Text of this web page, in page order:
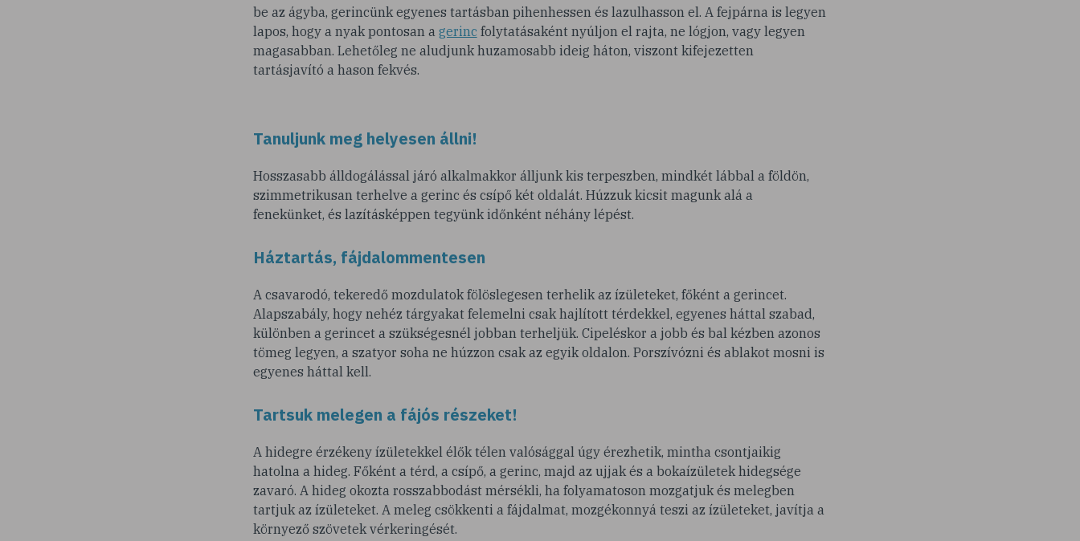
be az ágyba, gerincünk egyenes tartásban pihenhessen és lazulhasson el. A fejpárna is legyen
lapos, hogy a nyak pontosan a gerinc folytatásaként nyúljon el rajta, ne lógjon, vagy legyen
magasabban. Lehetőleg ne aludjunk huzamosabb ideig háton, viszont kifejezetten
tartásjavító a hason fekvés.
Tanuljunk meg helyesen állni!
Hosszasabb álldogálással járó alkalmakkor álljunk kis terpeszben, mindkét lábbal a földön,
szimmetrikusan terhelve a gerinc és csípő két oldalát. Húzzuk kicsit magunk alá a
fenekünket, és lazításképpen tegyünk időnként néhány lépést.
Háztartás, fájdalommentesen
A csavarodó, tekeredő mozdulatok fölöslegesen terhelik az ízületeket, főként a gerincet.
Alapszabály, hogy nehéz tárgyakat felemelni csak hajlított térdekkel, egyenes háttal szabad,
különben a gerincet a szükségesnél jobban terheljük. Cipeléskor a jobb és bal kézben azonos
tömeg legyen, a szatyor soha ne húzzon csak az egyik oldalon. Porszívózni és ablakot mosni is
egyenes háttal kell.
Tartsuk melegen a fájós részeket!
A hidegre érzékeny ízületekkel élők télen valósággal úgy érezhetik, mintha csontjaikig
hatolna a hideg. Főként a térd, a csípő, a gerinc, majd az ujjak és a bokaízületek hidegsége
zavaró. A hideg okozta rosszabbodást mérsékli, ha folyamatoson mozgatjuk és melegben
tartjuk az ízületeket. A meleg csökkenti a fájdalmat, mozgékonnyá teszi az ízületeket, javítja a
környező szövetek vérkeringését.